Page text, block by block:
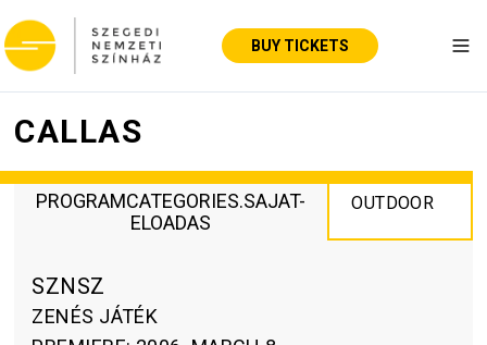
BUY TICKETS
CALLAS
PROGRAMCATEGORIES.SAJAT-
ELOADAS
OUTDOOR
SZNSZ
ZENÉS JÁTÉK